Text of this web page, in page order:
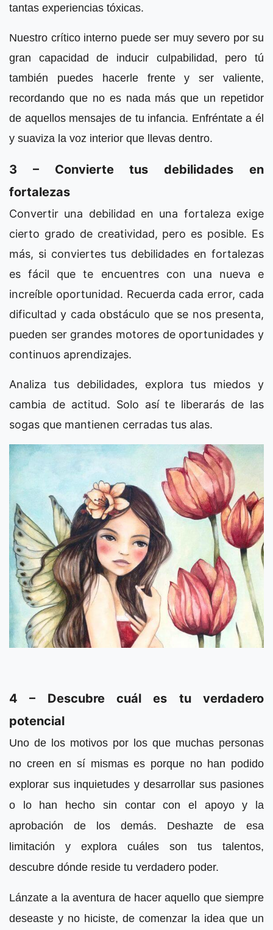
tantas experiencias tóxicas.
Nuestro crítico interno puede ser muy severo por su
gran capacidad de inducir culpabilidad, pero tú
también puedes hacerle frente y ser valiente,
recordando que no es nada más que un repetidor
de aquellos mensajes de tu infancia. Enfréntate a él
y suaviza la voz interior que llevas dentro.
3 – Convierte tus debilidades en
fortalezas
Convertir una debilidad en una fortaleza exige
cierto grado de creatividad, pero es posible. Es
más, si conviertes tus debilidades en fortalezas
es fácil que te encuentres con una nueva e
increíble oportunidad. Recuerda cada error, cada
dificultad y cada obstáculo que se nos presenta,
pueden ser grandes motores de oportunidades y
continuos aprendizajes.
Analiza tus debilidades, explora tus miedos y
cambia de actitud. Solo así te liberarás de las
sogas que mantienen cerradas tus alas.
4 – Descubre cuál es tu verdadero
potencial
Uno de los motivos por los que muchas personas
no creen en sí mismas es porque no han podido
explorar sus inquietudes y desarrollar sus pasiones
o lo han hecho sin contar con el apoyo y la
aprobación de los demás. Deshazte de esa
limitación y explora cuáles son tus talentos,
descubre dónde reside tu verdadero poder.
Lánzate a la aventura de hacer aquello que siempre
deseaste y no hiciste, de comenzar la idea que un